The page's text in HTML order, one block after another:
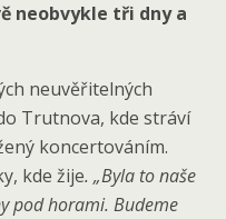
neobvykle tři dny a
neuvěřitelných
Trutnova, kde stráví
koncertováním.
kde žije. „Byla to naše
pod horami. Budeme